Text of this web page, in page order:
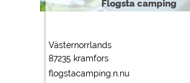
Flogsta camping
Västernorrlands
87235 kramfors
flogstacamping.n.nu